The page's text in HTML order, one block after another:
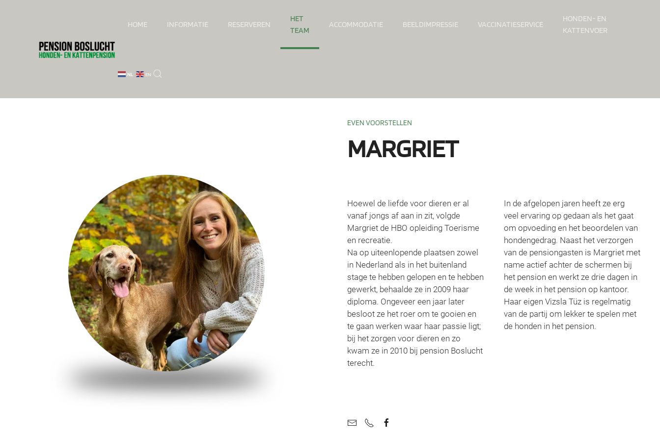
HOME INFORMATIE RESERVEREN
HET
TEAM
ACCOMMODATIE BEELDIMPRESSIE VACCINATIESERVICE
HONDEN- EN
KATTENVOER
NL EN
EVEN VOORSTELLEN
MARGRIET
Hoewel de liefde voor dieren er al
vanaf jongs af aan in zit, volgde
Margriet de HBO opleiding Toerisme
en recreatie.
Na op uiteenlopende plaatsen zowel
in Nederland als in het buitenland
stage te hebben gelopen en te hebben
gewerkt, behaalde ze in 2009 haar
diploma. Ongeveer een jaar later
besloot ze het roer om te gooien en
te gaan werken waar haar passie ligt;
bij het zorgen voor dieren en zo
kwam ze in 2010 bij pension Boslucht
terecht.
In de afgelopen jaren heeft ze erg
veel ervaring op gedaan als het gaat
om opvoeding en het beoordelen van
hondengedrag. Naast het verzorgen
van de pensiongasten is Margriet met
name actief achter de schermen bij
het pension en werkt ze drie dagen in
de week in het pension op kantoor.
Haar eigen Vizsla Tüz is regelmatig
van de partij om lekker te spelen met
de honden in het pension.